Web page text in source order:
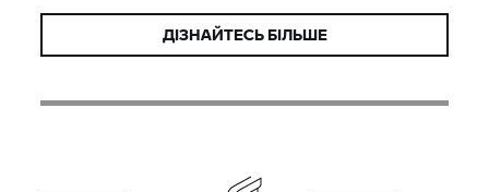
ДІЗНАЙТЕСЬ БІЛЬШЕ